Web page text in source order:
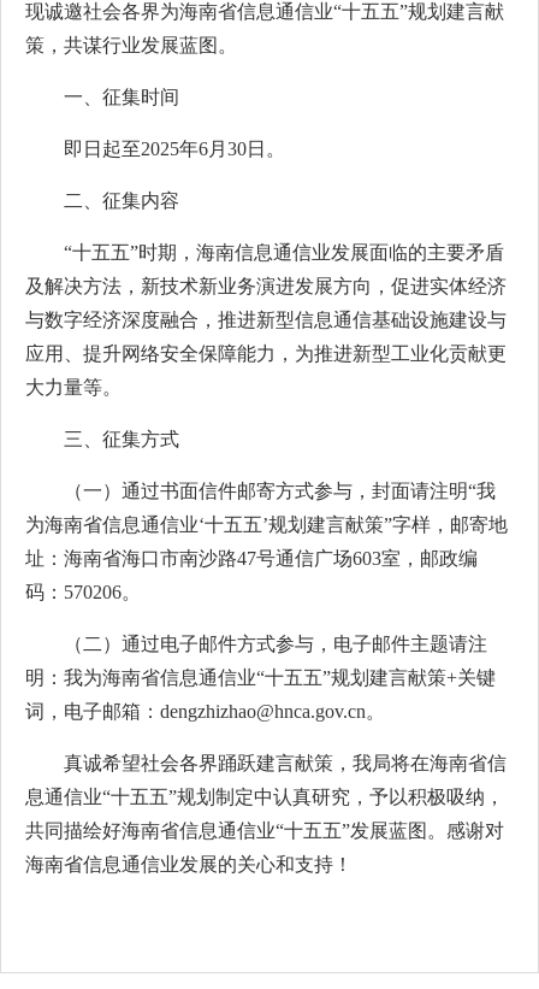
现诚邀社会各界为海南省信息通信业“十五五”规划建言献
策，共谋行业发展蓝图。
一、征集时间
即日起至2025年6月30日。
二、征集内容
“十五五”时期，海南信息通信业发展面临的主要矛盾
及解决方法，新技术新业务演进发展方向，促进实体经济
与数字经济深度融合，推进新型信息通信基础设施建设与
应用、提升网络安全保障能力，为推进新型工业化贡献更
大力量等。
三、征集方式
（一）通过书面信件邮寄方式参与，封面请注明“我
为海南省信息通信业‘十五五’规划建言献策”字样，邮寄地
址：海南省海口市南沙路47号通信广场603室，邮政编
码：570206。
（二）通过电子邮件方式参与，电子邮件主题请注
明：我为海南省信息通信业“十五五”规划建言献策+关键
词，电子邮箱：dengzhizhao@hnca.gov.cn。
真诚希望社会各界踊跃建言献策，我局将在海南省信
息通信业“十五五”规划制定中认真研究，予以积极吸纳，
共同描绘好海南省信息通信业“十五五”发展蓝图。感谢对
海南省信息通信业发展的关心和支持！